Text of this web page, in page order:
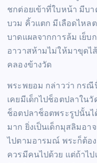
ชกต่อยเข้าที่ใบหน้า มีบา
บวม คิ้วแตก มีเลือดไหล
บาดแผลจากการล้ม เย็บ
อาวาสห้ามไม่ให้มาขุดไ
คลองข้างวัด
พระพยอม กล่าวว่า กรณี
เคยมีเด็กไปช็อตปลาใน
ช็อตปลาช็อตพระรูปนั้นไ
มาก ยิ่งเป็นเด็กมุสลิมอา
ไปตามอารมณ์ พระก็ต้อง
ควรมีคนไปด้วย แต่ถ้าไป